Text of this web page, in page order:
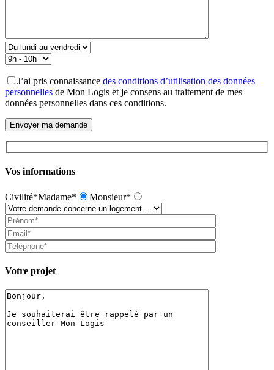
J’ai pris connaissance des conditions d’utilisation des données
personnelles de Mon Logis et je consens au traitement de mes
données personnelles dans ces conditions.
Vos informations
Civilité*Madame* Monsieur*
Votre projet